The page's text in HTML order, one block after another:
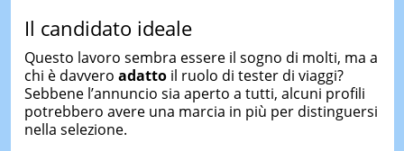
Il candidato ideale
Questo lavoro sembra essere il sogno di molti, ma a
chi è davvero adattoil ruolo di tester di viaggi?
Sebbene l’annuncio sia aperto a tutti, alcuni profili
potrebbero avere una marcia in più per distinguersi
nella selezione.